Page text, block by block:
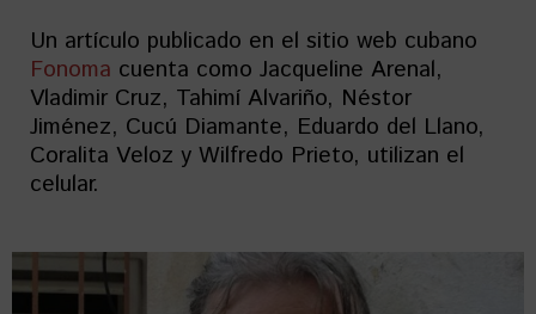
Un artículo publicado en el sitio web cubano
Fonoma cuenta como Jacqueline Arenal,
Vladimir Cruz, Tahimí Alvariño, Néstor
Jiménez, Cucú Diamante, Eduardo del Llano,
Coralita Veloz y Wilfredo Prieto, utilizan el
celular.